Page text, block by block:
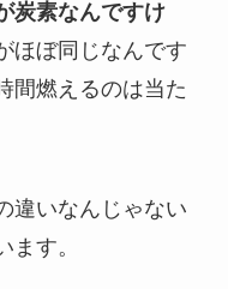
炭素なんですけ
ほぼ同じなんです
間燃えるのは当た
違いなんじゃない
す。